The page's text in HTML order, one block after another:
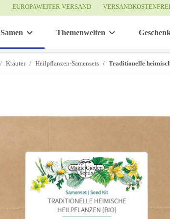
EUROPAWEITER VERSAND
Samen Themenwelten
Kräuter Heilpflanzen-Samensets Traditionelle